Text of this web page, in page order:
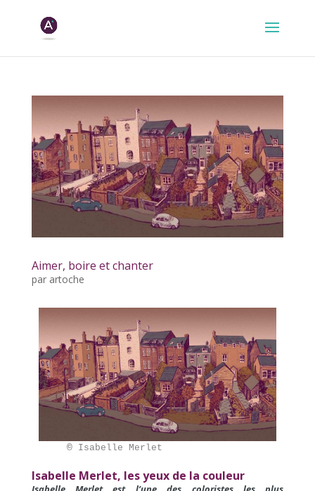
Aimer, boire et chanter
par artoche
     ©
Isabelle Merlet
Isabelle Merlet, les yeux de la couleur